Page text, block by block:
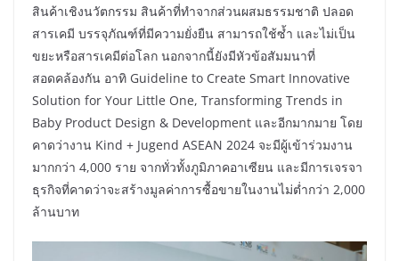
สินค้าเชิงนวัตกรรม สินค้าที่ทำจากส่วนผสมธรรมชาติ ปลอด
สารเคมี บรรจุภัณฑ์ที่มีความยั่งยืน สามารถใช้ซ้ำ และไม่เป็น
ขยะหรือสารเคมีต่อโลก นอกจากนี้ยังมีหัวข้อสัมมนาที่
สอดคล้องกัน อาทิ Guideline to Create Smart Innovative
Solution for Your Little One, Transforming Trends in
Baby Product Design & Development และอีกมากมาย โดย
คาดว่างาน Kind + Jugend ASEAN 2024 จะมีผู้เข้าร่วมงาน
มากกว่า 4,000 ราย จากทั่วทั้งภูมิภาคอาเซียน และมีการเจรจา
ธุรกิจที่คาดว่าจะสร้างมูลค่าการซื้อขายในงานไม่ต่ำกว่า 2,000
ล้านบาท